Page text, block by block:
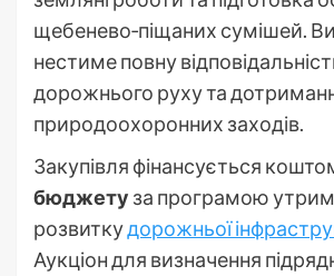
щебенево‑піщаних сумішей.
нестиме повну
дорожнього руху та
природоохоронних заходів.
Закупівля фінансується
бюджету за програмою
розвиткудорожньої
Аукціон для визначення